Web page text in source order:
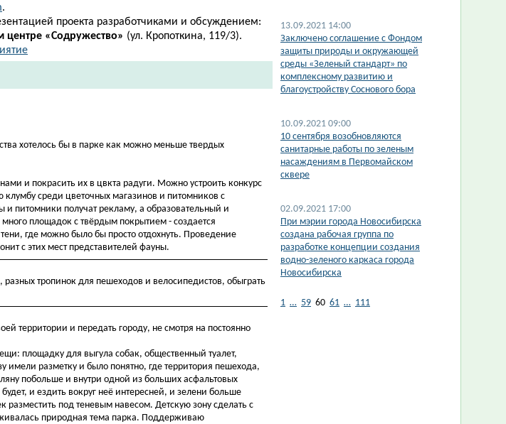
.
проекта разработчиками и обсуждением:
«Содружество» (ул. Кропоткина, 119/3).
хотелось бы в парке как можно меньше твердых
и покрасить их в цвкта радуги. Можно устроить конкурс
среди цветочных магазинов и питомников с
питомники получат рекламу, а образовательный и
площадок с твёрдым покрытием - создается
где можно было бы просто отдохнуть. Проведение
с этих мест представителей фауны.
тропинок для пешеходов и велосипедистов, обыграть
территории и передать городу, не смотря на постоянно
площадку для выгула собак, общественный туалет,
имели разметку и было понятно, где территория пешехода,
побольше и внутри одной из больших асфальтовых
и ездить вокруг неё интересней, и зелени больше
под теневым навесом. Детскую зону сделать с
природная тема парка. Поддерживаю
13.09.2021 14:00
Заключено соглашение с Фондом
защиты природы и окружающей
среды «Зеленый стандарт» по
комплексному развитию и
благоустройству Соснового бора
10.09.2021 09:00
10 сентября возобновляются
санитарные работы по зеленым
насаждениям в Первомайском
сквере
02.09.2021 17:00
При мэрии города Новосибирска
создана рабочая группа по
разработке концепции создания
водно-зеленого каркаса города
Новосибирска
1 … 59 60 61 … 111